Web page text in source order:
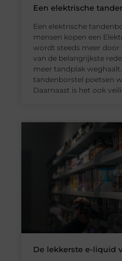
Een elektrische
Een elektrische
mensen kopen een
wordt steeds meer door
van de belangrijkste
meer tandplak
tandenborstel poetsen
Daarnaast is het ook
De lekkerste e-liquid